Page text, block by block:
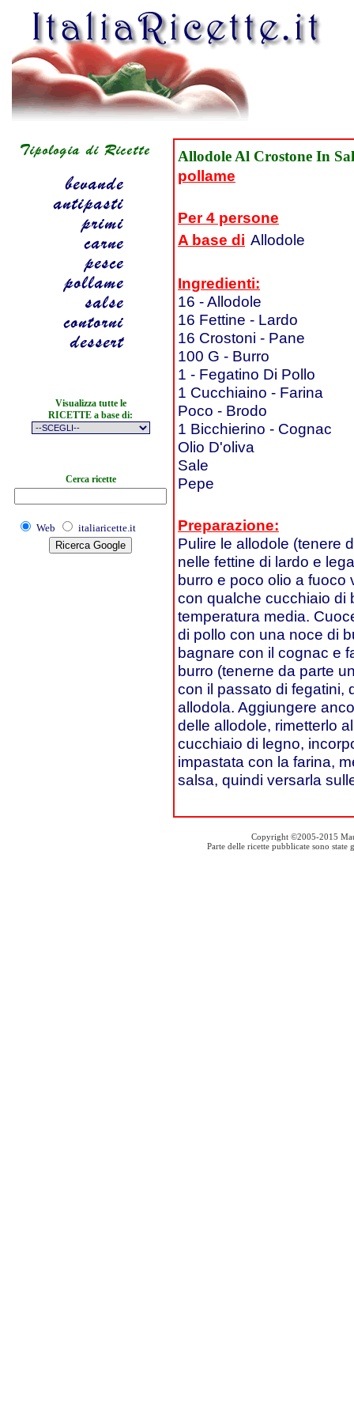
Visualizza tutte le
RICETTE a base di:
Cerca ricette
Web italiaricette.it
Allodole Al Crostone In
pollame
Per 4 persone
A base di Allodole
Ingredienti:
16 - Allodole
16 Fettine - Lardo
16 Crostoni - Pane
100 G - Burro
1 - Fegatino Di Pollo
1 Cucchiaino - Farina
Poco - Brodo
1 Bicchierino - Cognac
Olio D'oliva
Sale
Pepe
Preparazione:
Pulire le allodole (tenere
nelle fettine di lardo e
burro e poco olio a
con qualche cucchiaio di
temperatura media.
di pollo con una noce di
bagnare con il cognac e
burro (tenerne da parte
con il passato di fegatini,
allodola. Aggiungere
delle allodole, rimetterlo
cucchiaio di legno,
impastata con la farina,
salsa, quindi versarla
Copyright ©2005-2015
Parte delle ricette pubblicate sono state